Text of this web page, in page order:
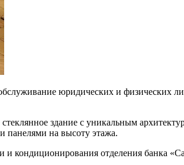
юридических и физических
здание с уникальным
панелями на высоту этажа.
кондиционирования отделения банка